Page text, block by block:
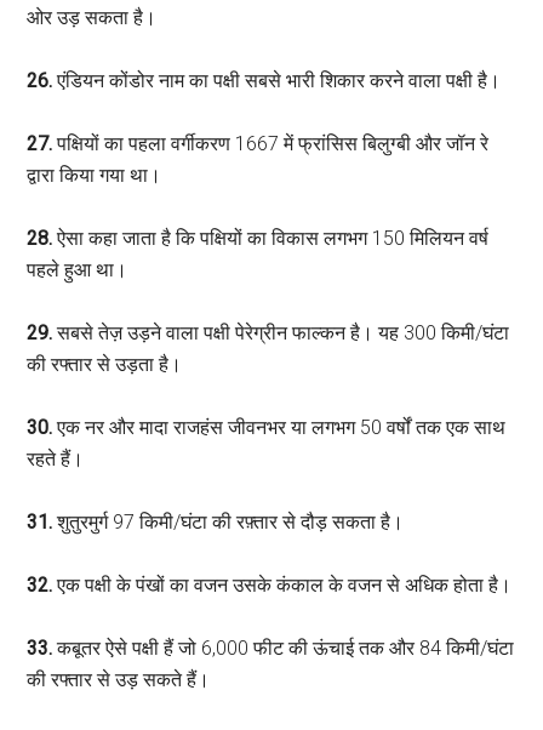
ओर उड़ सकता है।
26.एंडियन कोंडोर नाम का पक्षी सबसे भारी शिकार करने वाला पक्षी है।
27.पक्षियों का पहला वर्गीकरण 1667 में फ्रांसिस बिलुग्बी और जॉन रे
द्वारा किया गया था।
28.ऐसा कहा जाता है कि पक्षियों का विकास लगभग 150 मिलियन वर्ष
पहले हुआ था।
29.सबसे तेज़ उड़ने वाला पक्षी पेरेग्रीन फाल्कन है। यह 300 किमी/घंटा
की रफ्तार से उड़ता है।
30.एक नर और मादा राजहंस जीवनभर या लगभग 50 वर्षों तक एक साथ
रहते हैं।
31.शुतुरमुर्ग 97 किमी/घंटा की रफ़्तार से दौड़ सकता है।
32.एक पक्षी के पंखों का वजन उसके कंकाल के वजन से अधिक होता है।
33.कबूतर ऐसे पक्षी हैं जो 6,000 फीट की ऊंचाई तक और 84 किमी/घंटा
की रफ्तार से उड़ सकते हैं।